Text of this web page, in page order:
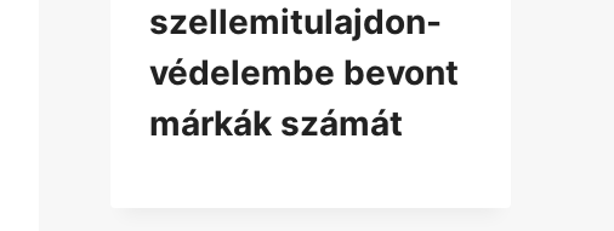
szellemitulajdon-
védelembe bevont
márkák számát